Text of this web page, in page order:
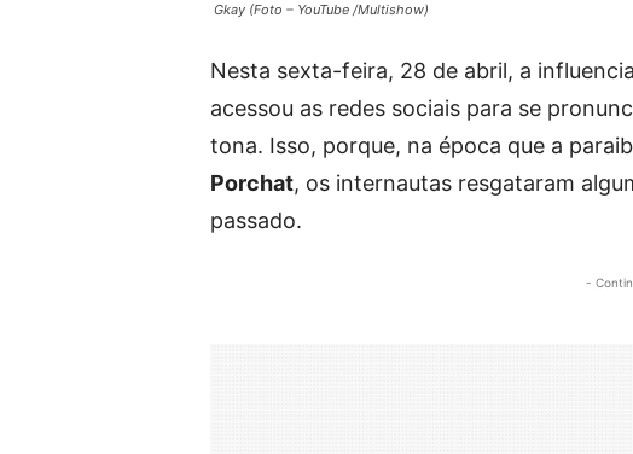
Gkay (Foto – YouTube /Multishow)
Nesta sexta-feira, 28 de abril, a
acessou as redes sociais para se
tona. Isso, porque, na época que a
Porchat, os internautas resgataram
passado.
-